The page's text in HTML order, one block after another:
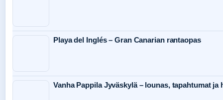
Playa del Inglés – Gran Canarian rantaopas
Vanha Pappila Jyväskylä – lounas, tapahtumat ja